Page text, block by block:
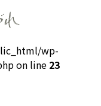
wp-
on line 23